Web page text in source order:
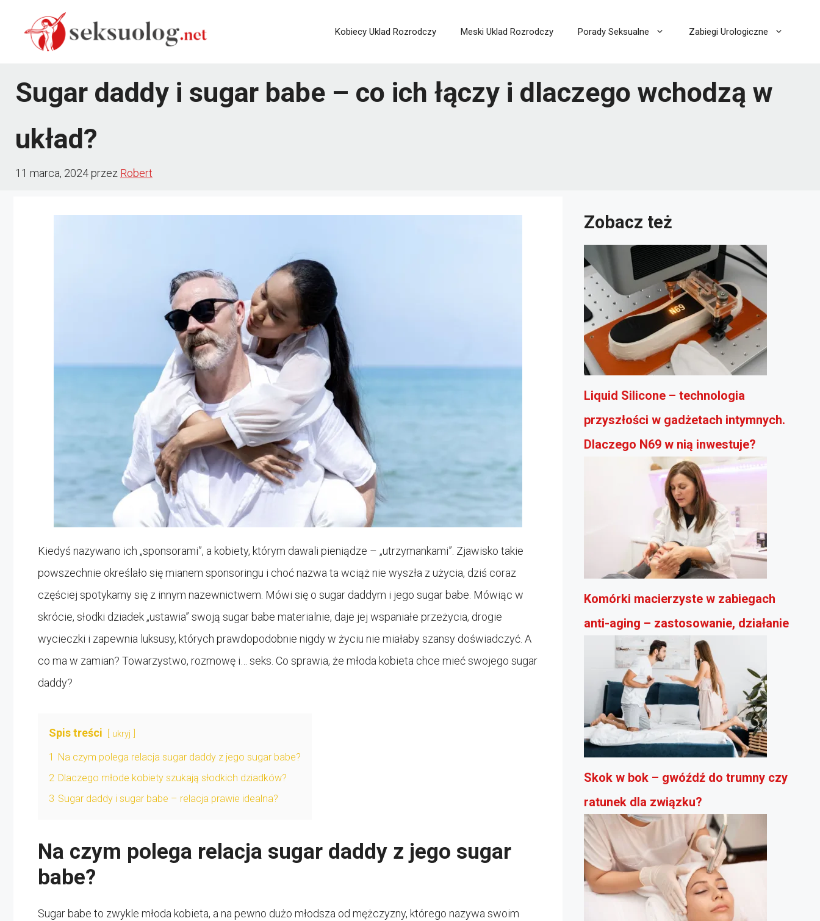
Kobiecy Uklad Rozrodczy Meski Uklad Rozrodczy Porady Seksualne Zabiegi Urologiczne
Sugar daddy i sugar babe – co ich łączy i dlaczego wchodzą w
układ?
11 marca, 2024przez Robert
Kiedyś nazywano ich „sponsorami”, a kobiety, którym dawali pieniądze – „utrzymankami”. Zjawisko takie
powszechnie określało się mianem sponsoringu i choć nazwa ta wciąż nie wyszła z użycia, dziś coraz
częściej spotykamy się z innym nazewnictwem. Mówi się o sugar daddym i jego sugar babe. Mówiąc w
skrócie, słodki dziadek „ustawia” swoją sugar babe materialnie, daje jej wspaniałe przeżycia, drogie
wycieczki i zapewnia luksusy, których prawdopodobnie nigdy w życiu nie miałaby szansy doświadczyć. A
co ma w zamian? Towarzystwo, rozmowę i… seks. Co sprawia, że młoda kobieta chce mieć swojego sugar
daddy?
Spis treści ukryj
1
Na czym polega relacja sugar daddy z jego sugar babe?
2 Dlaczego młode kobiety szukają słodkich dziadków?
3 Sugar daddy i sugar babe – relacja prawie idealna?
Na czym polega relacja sugar daddy z jego sugar
babe?
Sugar babe to zwykle młoda kobieta, a na pewno dużo młodsza od mężczyzny, którego nazywa swoim
Zobacz też
Liquid Silicone – technologia
przyszłości w gadżetach intymnych.
Dlaczego N69 w nią inwestuje?
Komórki macierzyste w zabiegach
anti-aging – zastosowanie, działanie
Skok w bok – gwóźdź do trumny czy
ratunek dla związku?